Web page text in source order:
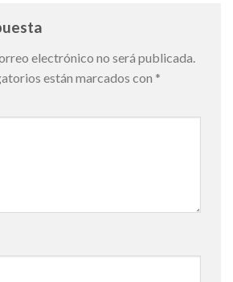
electrónico no será publicada.
están marcados con *